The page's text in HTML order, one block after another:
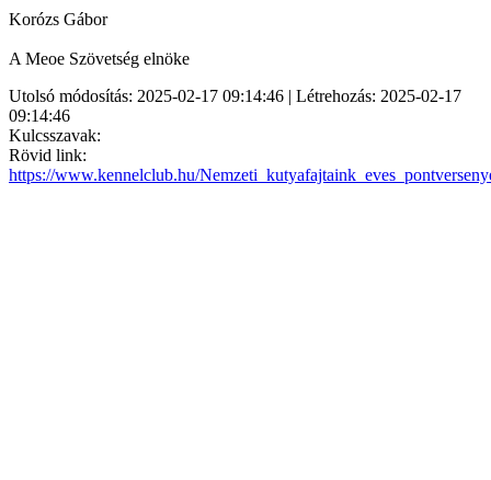
Korózs Gábor
A Meoe Szövetség elnöke
Utolsó módosítás: 2025-02-17 09:14:46 | Létrehozás: 2025-02-17
09:14:46
Kulcsszavak:
Rövid link:
https://www.kennelclub.hu/